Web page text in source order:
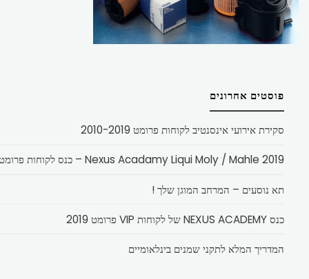
פוסטים אחרונים
סקירת אירועי אינסנטיב לקוחות פרומט 2010-2019
Nexus Acadamy Liqui Moly / Mahle 2019 – כנס לקוחות פרומט
תא נוסעים – המרחב המוגן שלך !
כנס NEXUS ACADEMY של לקוחות VIP פרומט 2019
המדריך המלא לתקני שמנים בינלאומיים